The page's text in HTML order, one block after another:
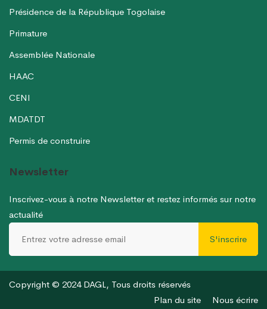
Présidence de la République Togolaise
Primature
Assemblée Nationale
HAAC
CENI
MDATDT
Permis de construire
Newsletter
Inscrivez-vous à notre Newsletter et restez informés sur notre
actualité
S'inscrire
Copyright © 2024 DAGL, Tous droits réservés
Plan du site
Nous écrire